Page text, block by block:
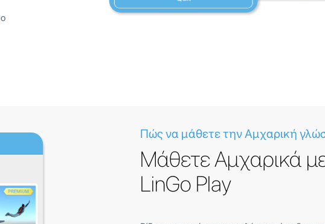
Πώς να μάθετε την Αμχαρική
Μάθετε Αμχαρικά
LinGo Play